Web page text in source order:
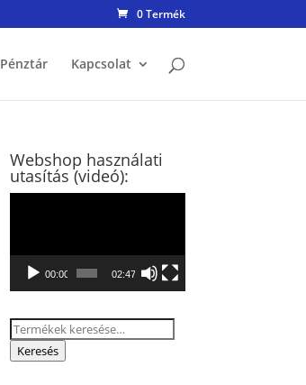
0 Termék
Pénztár Kapcsolat
Webshop használati
utasítás (videó):
00:00 02:47
Keresés
Keresés